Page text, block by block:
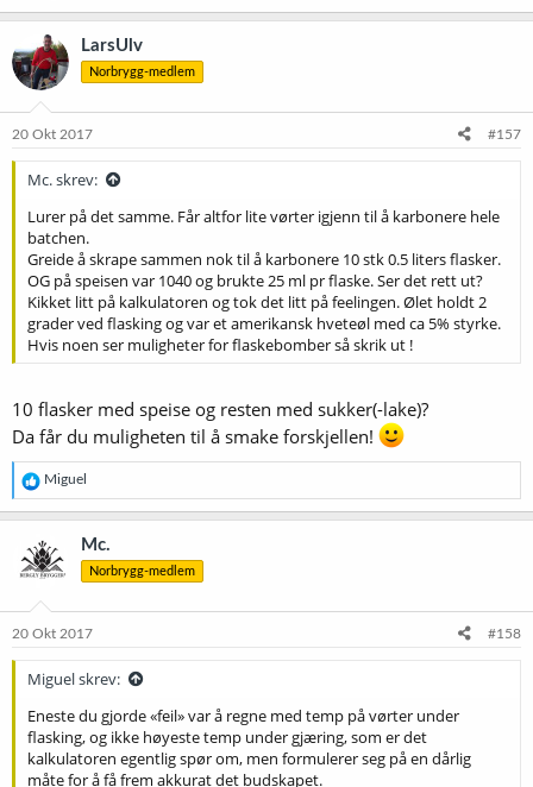
LarsUlv
Norbrygg-medlem
20 Okt 2017 #157
Mc. skrev:
Lurer på det samme. Får altfor lite vørter igjenn til å karbonere hele
batchen.
Greide å skrape sammen nok til å karbonere 10 stk 0.5 liters flasker.
OG på speisen var 1040 og brukte 25 ml pr flaske. Ser det rett ut?
Kikket litt på kalkulatoren og tok det litt på feelingen. Ølet holdt 2
grader ved flasking og var et amerikansk hveteøl med ca 5% styrke.
Hvis noen ser muligheter for flaskebomber så skrik ut !
10 flasker med speise og resten med sukker(-lake)?
Da får du muligheten til å smake forskjellen!
R
e
a
s
j
e
Miguel
Mc.
Norbrygg-medlem
20 Okt 2017 #158
Miguel skrev:
Eneste du gjorde «feil» var å regne med temp på vørter under
flasking, og ikke høyeste temp under gjæring, som er det
kalkulatoren egentlig spør om, men formulerer seg på en dårlig
måte for å få frem akkurat det budskapet.